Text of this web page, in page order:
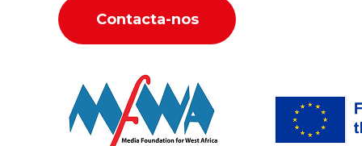
Contacta-nos